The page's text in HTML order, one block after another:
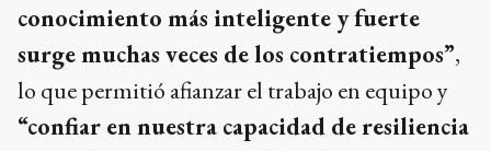
conocimiento más inteligente y fuerte
surge muchas veces de los contratiempos”,
lo que permitió afianzar el trabajo en equipo y
“confiar en nuestra capacidad de resiliencia